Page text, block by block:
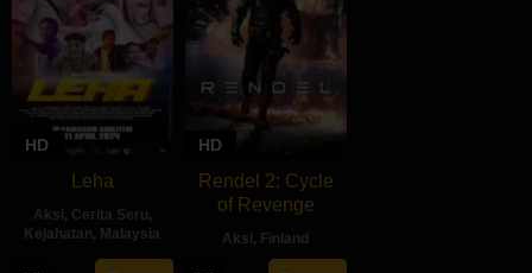
HD
Leha
Aksi, Cerita Seru,
Kejahatan, Malaysia
HD
Rendel 2: Cycle
of Revenge
Aksi, Finland